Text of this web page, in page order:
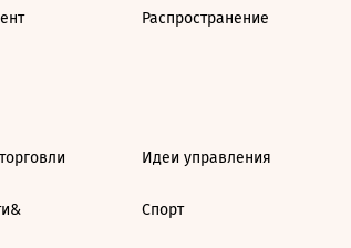
Распространение
Идеи управления
Спорт